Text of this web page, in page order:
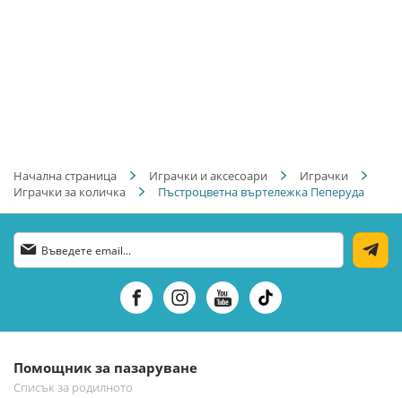
Начална страница Играчки и аксесоари
Играчки
Играчки за количка
Пъстроцветна въртележка Пеперуда
Абонирай
се
бюлетин:
Помощник за пазаруване
Списък за родилното